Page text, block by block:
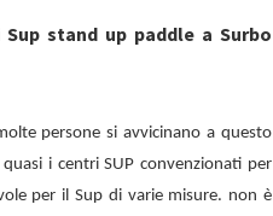
stand up paddle a Surbo
persone si avvicinano a questo
i centri SUP convenzionati per
per il Sup di varie misure. non è